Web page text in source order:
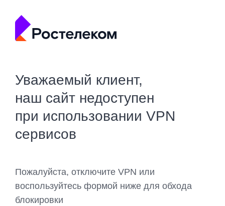
Уважаемый клиент,
наш сайт недоступен
при использовании VPN
сервисов
Пожалуйста, отключите VPN или
воспользуйтесь формой ниже для обхода
блокировки